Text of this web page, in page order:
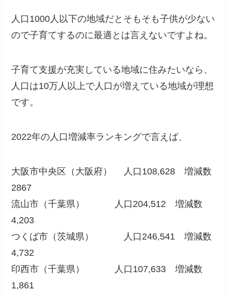
人口1000人以下の地域だとそもそも子供が少ない
ので子育てするのに最適とは言えないですよね。
子育て支援が充実している地域に住みたいなら、
人口は10万人以上で人口が増えている地域が理想
です。
2022年の人口増減率ランキングで言えば、
大阪市中央区（大阪府） 人口108,628 増減数
2867
流山市（千葉県） 人口204,512 増減数
4,203
つくば市（茨城県） 人口246,541 増減数
4,732
印西市（千葉県） 人口107,633 増減数
1,861